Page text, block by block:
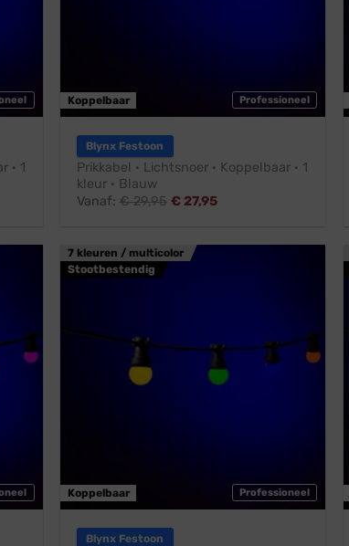
· 1
Professioneel
Koppelbaar
Blynx Festoon
Prikkabel · Lichtsnoer · Koppelbaar · 1
kleur · Blauw
Vanaf: €29,95 € 27,95
7 kleuren / multicolor
Stootbestendig
Professioneel
Koppelbaar
Blynx Festoon